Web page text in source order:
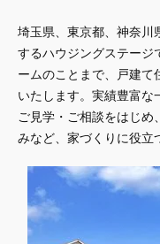
埼玉県、東京都、神奈川
するハウジングステージ
ームのことまで、戸建て
いたします。実績豊富な
ご見学・ご相談をはじめ
みなど、家づくりに役立